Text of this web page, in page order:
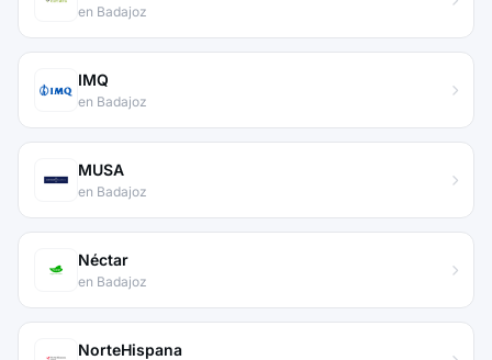
en Badajoz
IMQ
en Badajoz
MUSA
en Badajoz
Néctar
en Badajoz
NorteHispana